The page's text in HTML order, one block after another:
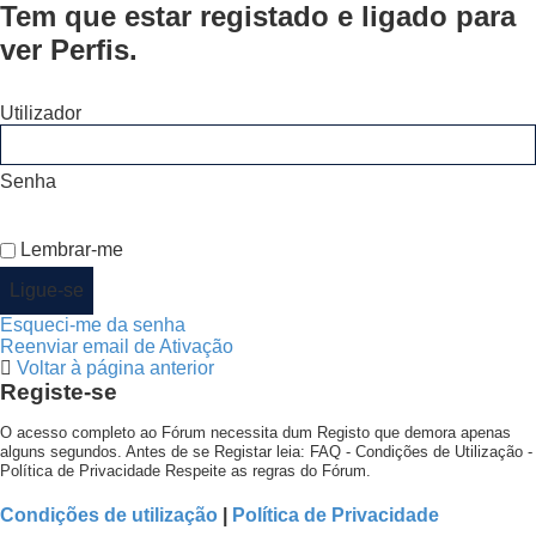
Tem que estar registado e ligado para
ver Perfis.
Utilizador
Senha
Lembrar-me
Esqueci-me da senha
Reenviar email de Ativação
Voltar à página anterior
Registe-se
O acesso completo ao Fórum necessita dum Registo que demora apenas
alguns segundos. Antes de se Registar leia: FAQ - Condições de Utilização -
Política de Privacidade Respeite as regras do Fórum.
Condições de utilização Política de Privacidade